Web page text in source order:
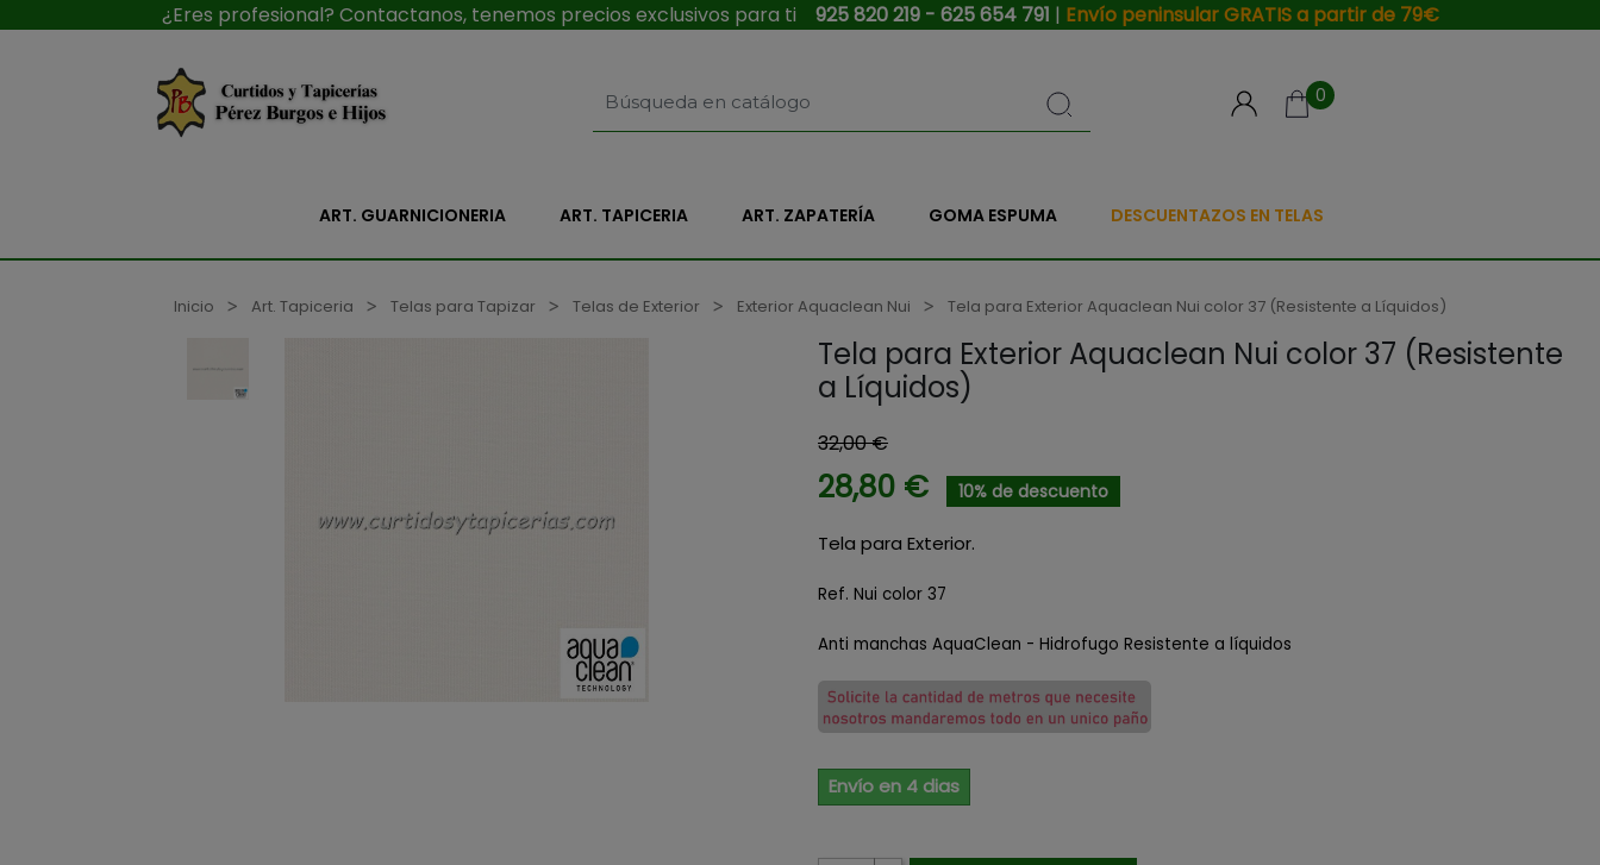
¿Eres profesional? Contactanos, tenemos precios exclusivos para ti 925 820 219 - 625 654 791 | Envío peninsular GRATIS a partir de 79€
0
ART. GUARNICIONERIA ART. TAPICERIA ART. ZAPATERÍA GOMA ESPUMA DESCUENTAZOS EN TELAS
Inicio Art. Tapiceria Telas para Tapizar Telas de Exterior Exterior Aquaclean Nui Tela para Exterior Aquaclean Nui color 37 (Resistente a Líquidos)
Tela para Exterior Aquaclean Nui color 37 (Resistente
a Líquidos)
32,00 €
28,80 € 10% de descuento
Tela para Exterior.
Ref. Nui color 37
Anti manchas AquaClean - Hidrofugo Resistente a líquidos
Envío en 4 dias